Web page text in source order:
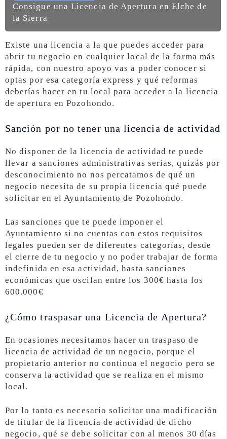
Consigue una Licencia de Apertura en Elche de
la Sierra
Existe una licencia a la que puedes acceder para
abrir tu negocio en cualquier local de la forma más
rápida, con nuestro apoyo vas a poder conocer si
optas por esa categoría express y qué reformas
deberías hacer en tu local para acceder a la licencia
de apertura en Pozohondo.
Sanción por no tener una licencia de actividad
No disponer de la licencia de actividad te puede
llevar a sanciones administrativas serias, quizás por
desconocimiento no nos percatamos de qué un
negocio necesita de su propia licencia qué puede
solicitar en el Ayuntamiento de Pozohondo.
Las sanciones que te puede imponer el
Ayuntamiento si no cuentas con estos requisitos
legales pueden ser de diferentes categorías, desde
el cierre de tu negocio y no poder trabajar de forma
indefinida en esa actividad, hasta sanciones
económicas que oscilan entre los 300€ hasta los
600.000€
¿Cómo traspasar una Licencia de Apertura?
En ocasiones necesitamos hacer un traspaso de
licencia de actividad de un negocio, porque el
propietario anterior no continua el negocio pero se
conserva la actividad que se realiza en el mismo
local.
Por lo tanto es necesario solicitar una modificación
de titular de la licencia de actividad de dicho
negocio, qué se debe solicitar con al menos 30 días